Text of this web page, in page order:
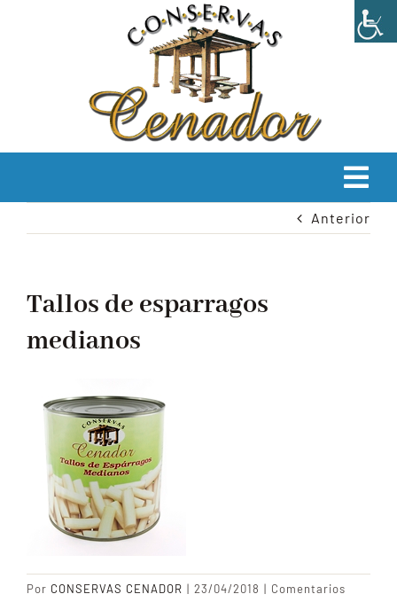
INICIO
PRODUCTOS
CONTACTO
Blog
Anterior
Tallos de esparragos
medianos
Por CONSERVAS CENADOR | 23/04/2018 | Comentarios